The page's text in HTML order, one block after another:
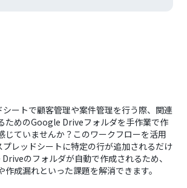
ートで顧客管理や案件管理を行う際、関連
ためのGoogle Driveフォルダを手作業で作
じていませんか？このワークフローを活用
レッドシートに特定の行が追加されるだけ
のフォルダが自動で作成されるため、
作成漏れといった課題を解消できます。